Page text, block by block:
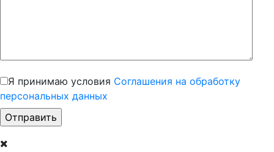
Я принимаю условия Соглашения на обработку
персональных данных